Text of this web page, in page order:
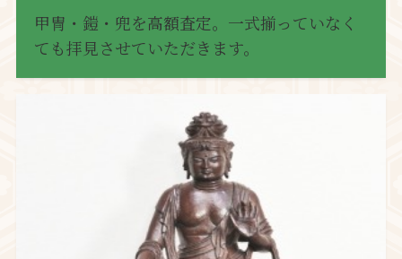
甲冑・鎧・兜を高額査定。一式揃っていなく
ても拝見させていただきます。